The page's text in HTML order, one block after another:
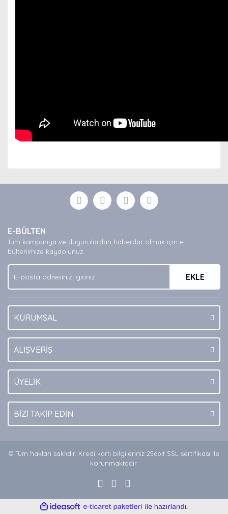
Yorum Yaz
formunu kullanarak tarafımıza iletebilirsiniz.
Görüş ve önerileriniz için teşekkür ederiz.
Ürün açıklamasında eksik bilgiler bulunuyor.
Ürün bilgilerinde hatalar bulunuyor.
Ürün fiyatı diğer sitelerden daha pahalı.
Bu ürüne benzer farklı alternatifler olmalı.
E-BÜLTEN
Tüm kampanya ve duyurulardan haberdar olmak için e-
bültenimize kaydolunuz.
EKLE
KURUMSAL
ALIŞVERİŞ
ÜYELİK
BİZİ TAKİP EDİN
© Tüm hakları saklıdır. Kredi kartı bilgileriniz 256bit SSL sertifikası ile
korunmaktadır.
ideasoft
e-